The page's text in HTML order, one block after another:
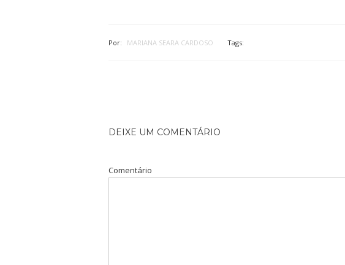
Por: MARIANA SEARA CARDOSO Tags:
DEIXE UM COMENTÁRIO
Comentário